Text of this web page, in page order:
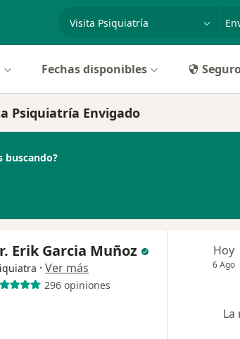
especialidad, enfermedad o
Fechas disponibles
Psiquiatría Envigado
buscando?
Erik Garcia Muñoz
· Ver más
296 opiniones
Hoy
6 Ago
La